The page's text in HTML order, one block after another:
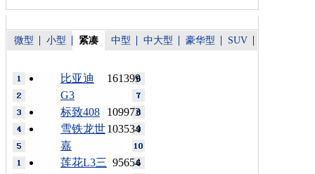
微型 小型 紧凑 中型 中大型 豪华型 SUV
161399
比亚迪
G3
109973
标致408
103534
雪铁龙世
嘉
95654
莲花L3三